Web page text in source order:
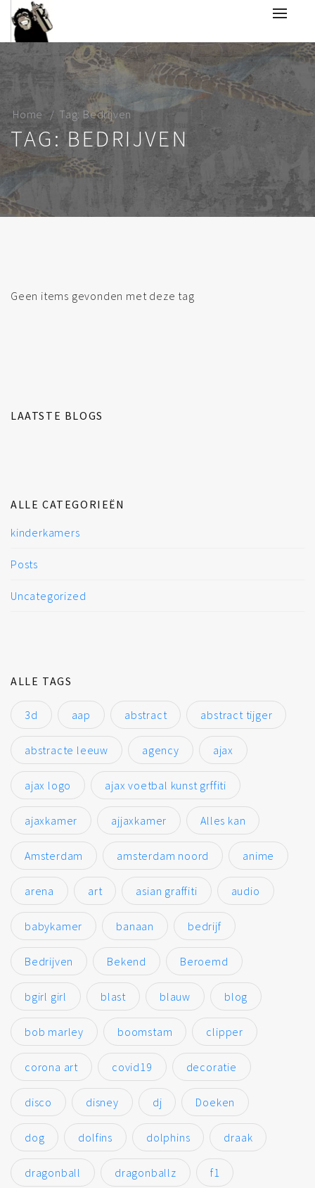
Home Tag: Bedrijven
TAG: BEDRIJVEN
Geen items gevonden met deze tag
LAATSTE BLOGS
ALLE CATEGORIEËN
kinderkamers
Posts
Uncategorized
ALLE TAGS
3d aap abstract abstract tijger
abstracte leeuw agency ajax
ajax logo ajax voetbal kunst grffiti
ajaxkamer ajjaxkamer Alles kan
Amsterdam amsterdam noord anime
arena art asian graffiti audio
babykamer banaan bedrijf
Bedrijven Bekend Beroemd
bgirl girl blast blauw blog
bob marley boomstam clipper
corona art covid19 decoratie
disco disney dj Doeken
dog dolfins dolphins draak
dragonball dragonballz f1